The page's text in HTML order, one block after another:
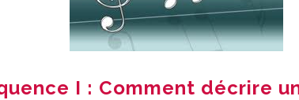
I : Comment décrire